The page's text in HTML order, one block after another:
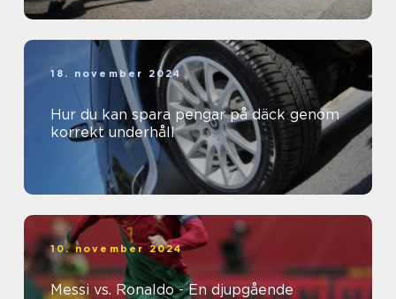
18. november 2024
Hur du kan spara pengar på däck genom
korrekt underhåll
10. november 2024
Messi vs. Ronaldo - En djupgående